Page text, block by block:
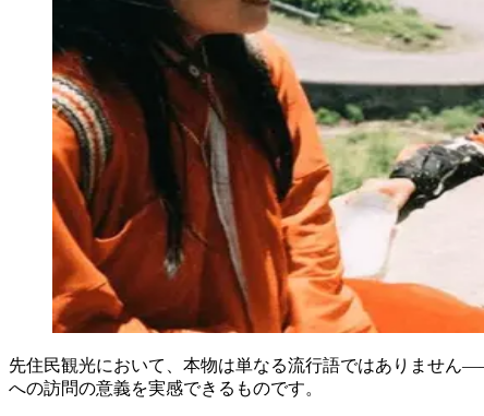
先住民観光において、本物は単なる流行語ではありません
への訪問の意義を実感できるものです。